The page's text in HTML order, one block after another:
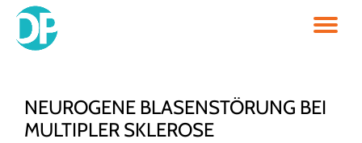
Skip
NEUROGENE BLASENSTÖRUNG BEI
MULTIPLER SKLEROSE